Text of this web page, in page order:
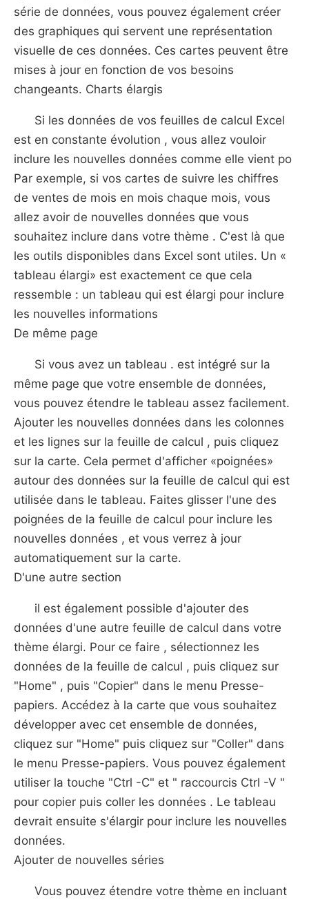
série de données, vous pouvez également créer
des graphiques qui servent une représentation
visuelle de ces données. Ces cartes peuvent être
mises à jour en fonction de vos besoins
changeants. Charts élargis
Si les données de vos feuilles de calcul Excel
est en constante évolution , vous allez vouloir
inclure les nouvelles données comme elle vient po
Par exemple, si vos cartes de suivre les chiffres
de ventes de mois en mois chaque mois, vous
allez avoir de nouvelles données que vous
souhaitez inclure dans votre thème . C'est là que
les outils disponibles dans Excel sont utiles. Un «
tableau élargi» est exactement ce que cela
ressemble : un tableau qui est élargi pour inclure
les nouvelles informations
De même page
Si vous avez un tableau . est intégré sur la
même page que votre ensemble de données,
vous pouvez étendre le tableau assez facilement.
Ajouter les nouvelles données dans les colonnes
et les lignes sur la feuille de calcul , puis cliquez
sur la carte. Cela permet d'afficher «poignées»
autour des données sur la feuille de calcul qui est
utilisée dans le tableau. Faites glisser l'une des
poignées de la feuille de calcul pour inclure les
nouvelles données , et vous verrez à jour
automatiquement sur ​​la carte.
D'une autre section
il est également possible d'ajouter des
données d'une autre feuille de calcul dans votre
thème élargi. Pour ce faire , sélectionnez les
données de la feuille de calcul , puis cliquez sur
"Home" , puis "Copier" dans le menu Presse-
papiers. Accédez à la carte que vous souhaitez
développer avec cet ensemble de données,
cliquez sur "Home" puis cliquez sur "Coller" dans
le menu Presse-papiers. Vous pouvez également
utiliser la touche "Ctrl -C" et " raccourcis Ctrl -V "
pour copier puis coller les données . Le tableau
devrait ensuite s'élargir pour inclure les nouvelles
données.
Ajouter de nouvelles séries
Vous pouvez étendre votre thème en incluant